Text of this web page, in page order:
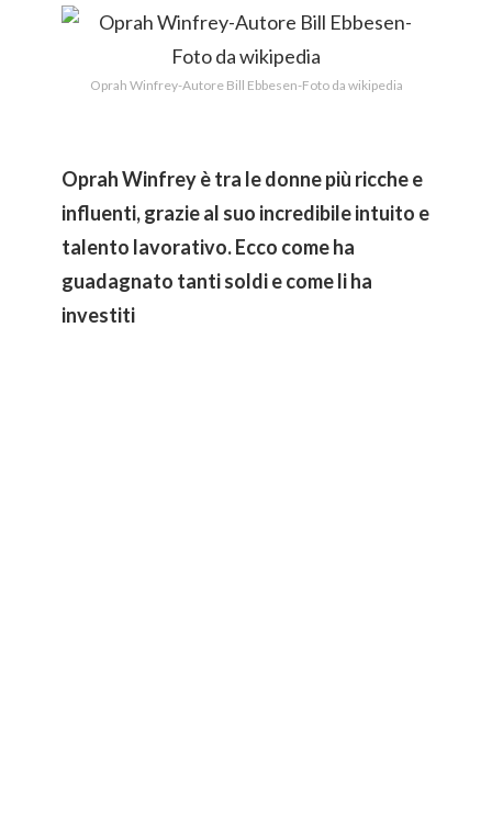
Oprah Winfrey-Autore Bill Ebbesen-Foto da wikipedia
Oprah Winfrey è tra le donne più ricche e
influenti, grazie al suo incredibile intuito e
talento lavorativo. Ecco come ha
guadagnato tanti soldi e come li ha
investiti